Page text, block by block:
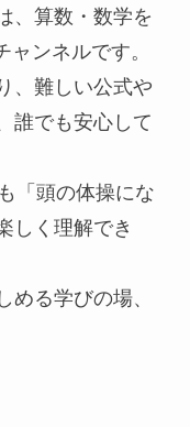
、算数・数学を
ンネルです。
、難しい公式や
誰でも安心して
「頭の体操にな
しく理解でき
める学びの場、